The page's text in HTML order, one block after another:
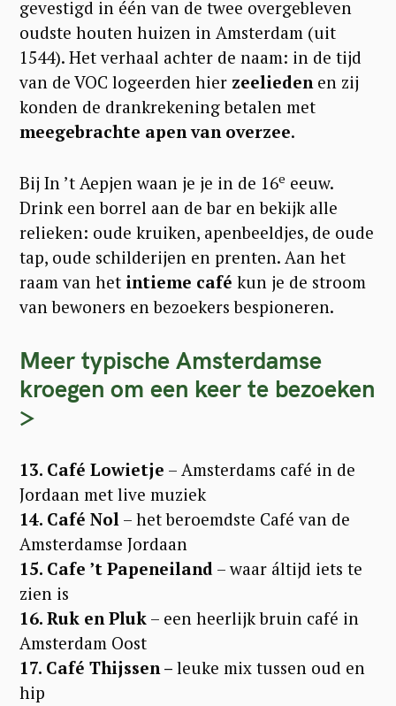
gevestigd in één van de twee overgebleven
oudste houten huizen in Amsterdam (uit
1544). Het verhaal achter de naam: in de tijd
van de VOC logeerden hier zeeliedenen zij
konden de drankrekening betalen met
meegebrachte apen van overzee.
Bij In ’t Aepjen waan je je in de 16e eeuw.
Drink een borrel aan de bar en bekijk alle
relieken: oude kruiken, apenbeeldjes, de oude
tap, oude schilderijen en prenten. Aan het
raam van het intieme café kun je de stroom
van bewoners en bezoekers bespioneren.
Meer typische Amsterdamse
kroegen om een keer te bezoeken
>
13. Café Lowietje – Amsterdams café in de
Jordaan met live muziek
14. Café Nol – het beroemdste Café van de
Amsterdamse Jordaan
15. Cafe ’t Papeneiland – waar áltijd iets te
zien is
16. Ruk en Pluk – een heerlijk bruin café in
Amsterdam Oost
17. Café Thijssen – leuke mix tussen oud en
hip